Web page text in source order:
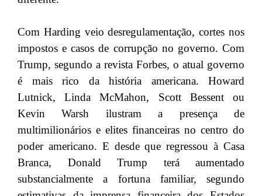
Com Harding veio desregulamentação, cortes nos
impostos e casos de corrupção no governo. Com
Trump, segundo a revista Forbes, o atual governo
é mais rico da história americana. Howard
Lutnick, Linda McMahon, Scott Bessent ou
Kevin Warsh ilustram a presença de
multimilionários e elites financeiras no centro do
poder americano. E desde que regressou à Casa
Branca, Donald Trump terá aumentado
substancialmente a fortuna familiar, segundo